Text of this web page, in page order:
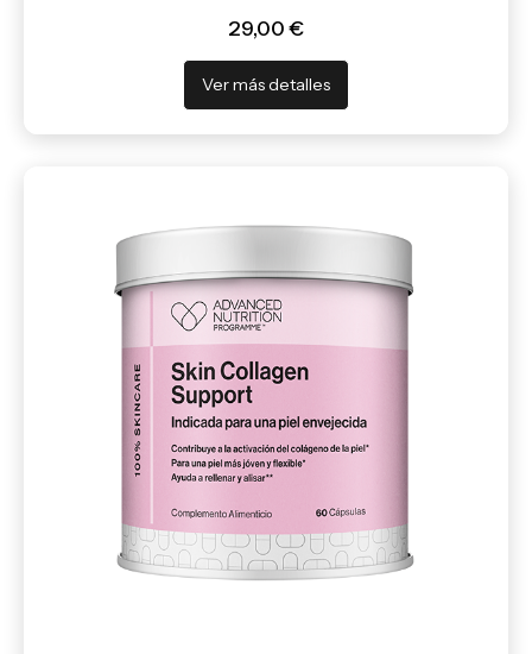
29,00 €
Ver más detalles